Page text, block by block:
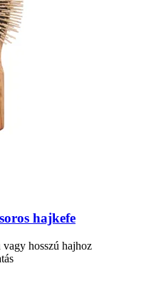
hajkefe
vagy hosszú hajhoz